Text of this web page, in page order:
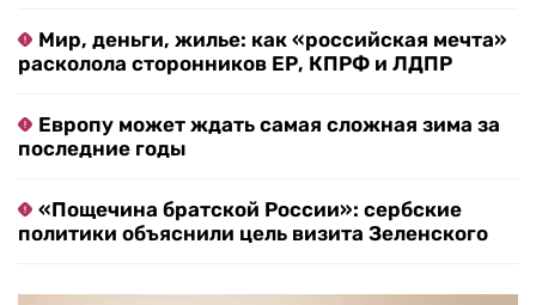
Мир, деньги, жилье: как «российская мечта»
расколола сторонников ЕР, КПРФ и ЛДПР
Европу может ждать самая сложная зима за
последние годы
«Пощечина братской России»: сербские
политики объяснили цель визита Зеленского